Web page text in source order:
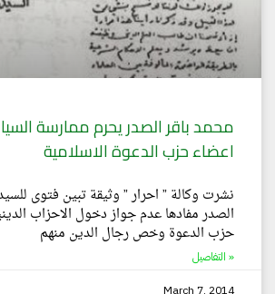
محمد باقر الصدر يحرم ممارسة
اعضاء حزب الدعوة الاسلامية
نشرت وكالة ” احرار ” وثيقة تبين فتوى
الصدر مفادها عدم جواز دخول الاحزاب
حزب الدعوة وخص رجال الدين منهم
التفاصيل »
March 7, 2014